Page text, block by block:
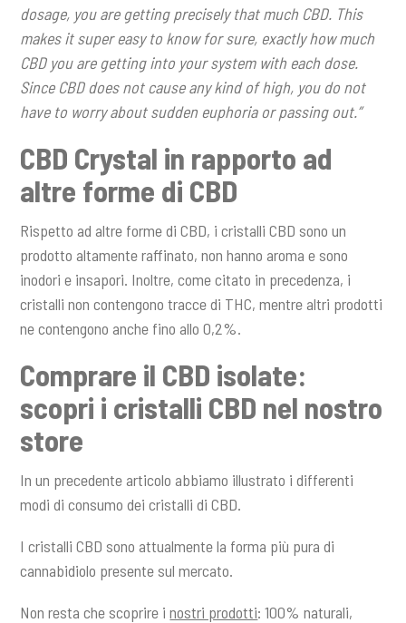
dosage, you are getting precisely that much CBD. This
makes it super easy to know for sure, exactly how much
CBD you are getting into your system with each dose.
Since CBD does not cause any kind of high, you do not
have to worry about sudden euphoria or passing out.”
CBD Crystal in rapporto ad
altre forme di CBD
Rispetto ad altre forme di CBD, i cristalli CBD sono un
prodotto altamente raffinato, non hanno aroma e sono
inodori e insapori. Inoltre, come citato in precedenza, i
cristalli non contengono tracce di THC, mentre altri prodotti
ne contengono anche fino allo 0,2%.
Comprare il CBD isolate:
scopri i cristalli CBD nel nostro
store
In un precedente articolo abbiamo illustrato i differenti
modi di consumo dei cristalli di CBD.
I cristalli CBD sono attualmente la forma più pura di
cannabidiolo presente sul mercato.
Non resta che scoprire inostri prodotti: 100% naturali,